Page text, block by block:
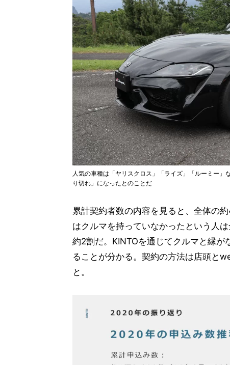
人気の車種は「ヤリスクロス」「ライズ」「ルーミー
り切れ」になったとのことだ
累計契約者数の内容を見ると、全体の
はクルマを持っていなかったという人
約2割だ。KINTOを通じてクルマと縁
ることが分かる。契約の方法は店頭と
と。